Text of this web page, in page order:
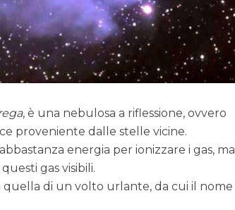
, è una nebulosa a riflessione, ovvero
proveniente dalle stelle vicine.
energia per ionizzare i gas, ma
gas visibili.
di un volto urlante, da cui il nome